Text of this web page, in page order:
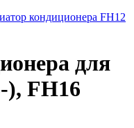
кондиционера FH12
для
), FH16